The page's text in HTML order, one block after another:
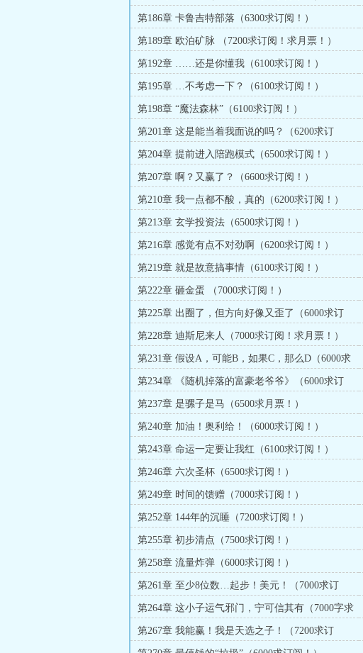
第186章 卡鲁吉特部落（6300求订阅！）
第189章 欧泊矿脉 （7200求订阅！求月票！）
第192章 ……还是你懂我（6100求订阅！）
第195章 …不考虑一下？（6100求订阅！）
第198章 “魔法森林”（6100求订阅！）
第201章 这是能当着我面说的吗？（6200求订
阅！）
第204章 提前进入陪跑模式（6500求订阅！）
第207章 啊？又赢了？（6600求订阅！）
第210章 我一点都不酸，真的（6200求订阅！）
第213章 玄学投资法（6500求订阅！）
第216章 感觉有点不对劲啊（6200求订阅！）
第219章 就是故意搞事情（6100求订阅！）
第222章 砸金蛋 （7000求订阅！）
第225章 出圈了，但方向好像又歪了（6000求订
阅！）
第228章 迪斯尼来人（7000求订阅！求月票！）
第231章 假设A，可能B，如果C，那么D（6000求
订阅！求月票！）
第234章 《随机掉落的富豪老爷爷》（6000求订
阅！求月票！）
第237章 是骡子是马（6500求月票！）
第240章 加油！奥利给！（6000求订阅！）
第243章 命运一定要让我红（6100求订阅！）
第246章 六次圣杯（6500求订阅！）
第249章 时间的馈赠（7000求订阅！）
第252章 144年的沉睡（7200求订阅！）
第255章 初步清点（7500求订阅！）
第258章 流量炸弹（6000求订阅！）
第261章 至少8位数…起步！美元！（7000求订
阅！）
第264章 这小子运气邪门，宁可信其有（7000字求
订阅！）
第267章 我能赢！我是天选之子！（7200求订
阅！）